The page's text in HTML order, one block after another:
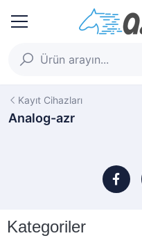
Kayıt Cihazları
Analog-azr
Kategoriler